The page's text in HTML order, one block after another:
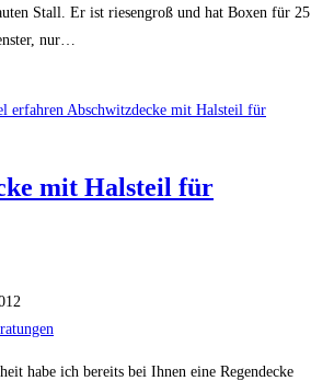
Stall. Er ist riesengroß und hat Boxen für 25
nur…
mit Halsteil für
habe ich bereits bei Ihnen eine Regendecke